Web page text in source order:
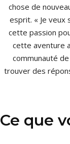
chose de
esprit. « Je
cette passion
cette aventure
communauté
trouver des
Ce que